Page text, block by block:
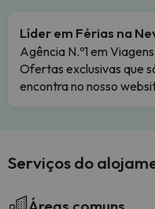
Líder em Férias na
Agência N.º1 em
Ofertas exclusivas que
encontra no nosso
Serviços do